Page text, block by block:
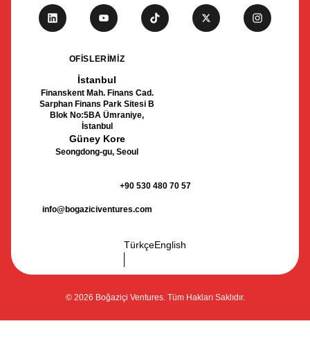
OFİSLERİMİZ
İstanbul
Finanskent Mah. Finans Cad.
Sarphan Finans Park Sitesi B
Blok No:5BA Ümraniye,
İstanbul
Güney Kore
Seongdong-gu, Seoul
+90 530 480 70 57
info@bogaziciventures.com
TürkçeEnglish
© 2026 Boğaziçi Ventures. Tüm Hakları Saklıdır.